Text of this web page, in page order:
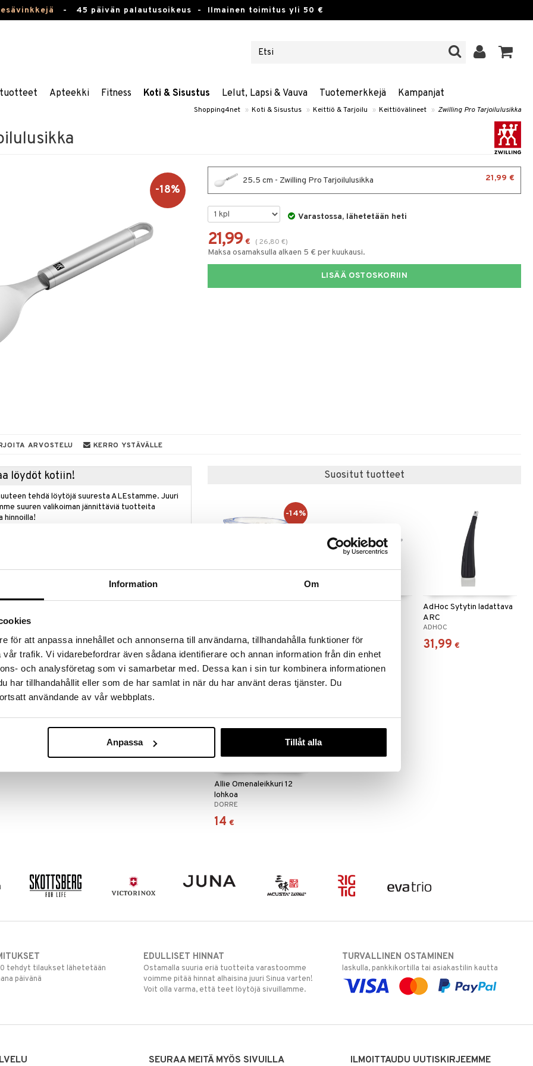
Information Om
för att anpassa innehållet och annonserna till användarna, tillhandahålla funktioner för
trafik. Vi vidarebefordrar även sådana identifierare och annan information från din enhet
och analysföretag som vi samarbetar med. Dessa kan i sin tur kombinera informationen
har tillhandahållit eller som de har samlat in när du har använt deras tjänster. Du
användande av vår webbplats.
Anpassa Tillåt alla
- 45 päivän palautusoikeus - Ilmainen toimitus yli 50 €
Apteekki Fitness Koti & Sisustus Lelut, Lapsi & Vauva Tuotemerkkejä Kampanjat
Shopping4net » Koti & Sisustus » Keittiö & Tarjoilu » Keittiövälineet » Zwilling Pro Tarjoilulusikka
-18%
25.5 cm - Zwilling Pro Tarjoilulusikka 21,99 €
Varastossa, lähetetään heti
21,99 € ( 26,80 €)
Maksa osamaksulla alkaen 5 € per kuukausi.
LISÄÄ OSTOSKORIIN
ARVOSTELU KERRO YSTÄVÄLLE
löydöt kotiin!
tehdä löytöjä suuresta ALEstamme. Juuri
suuren valikoiman jännittäviä tuotteita
hinnoilla!
siinä samanaikaisesti sekä ajatonta että
Tarjoilulusikan lusikkaosa on ruostumatonta
tukeva ja konepestävä. Zwilling Pro
on täydellisen hyvä esimerkiksi riisin tai
teräs
Suositut tuotteet
alk.3,85 € (4,50€)
-14%
9,99 €
AdHoc Sytytin ladattava
ARC
ADHOC
31,99 €
Allie Omenaleikkuri 12
lohkoa
DORRE
14 €
tehdyt tilaukset lähetetään
päivänä
EDULLISET HINNAT
Ostamalla suuria eriä tuotteita varastoomme
voimme pitää hinnat alhaisina juuri Sinua varten!
Voit olla varma, että teet löytöjä sivuillamme.
TURVALLINEN OSTAMINEN
laskulla, pankkikortilla tai asiakastilin kautta
SEURAA MEITÄ MYÖS SIVUILLA ILMOITTAUDU UUTISKIRJEEMME